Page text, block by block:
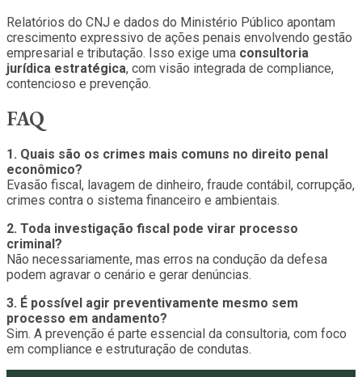
Relatórios do CNJ e dados do Ministério Público apontam
crescimento expressivo de ações penais envolvendo gestão
empresarial e tributação. Isso exige uma consultoria
jurídica estratégica, com visão integrada de compliance,
contencioso e prevenção.
FAQ
1. Quais são os crimes mais comuns no direito penal
econômico?
Evasão fiscal, lavagem de dinheiro, fraude contábil, corrupção,
crimes contra o sistema financeiro e ambientais.
2. Toda investigação fiscal pode virar processo
criminal?
Não necessariamente, mas erros na condução da defesa
podem agravar o cenário e gerar denúncias.
3. É possível agir preventivamente mesmo sem
processo em andamento?
Sim. A prevenção é parte essencial da consultoria, com foco
em compliance e estruturação de condutas.